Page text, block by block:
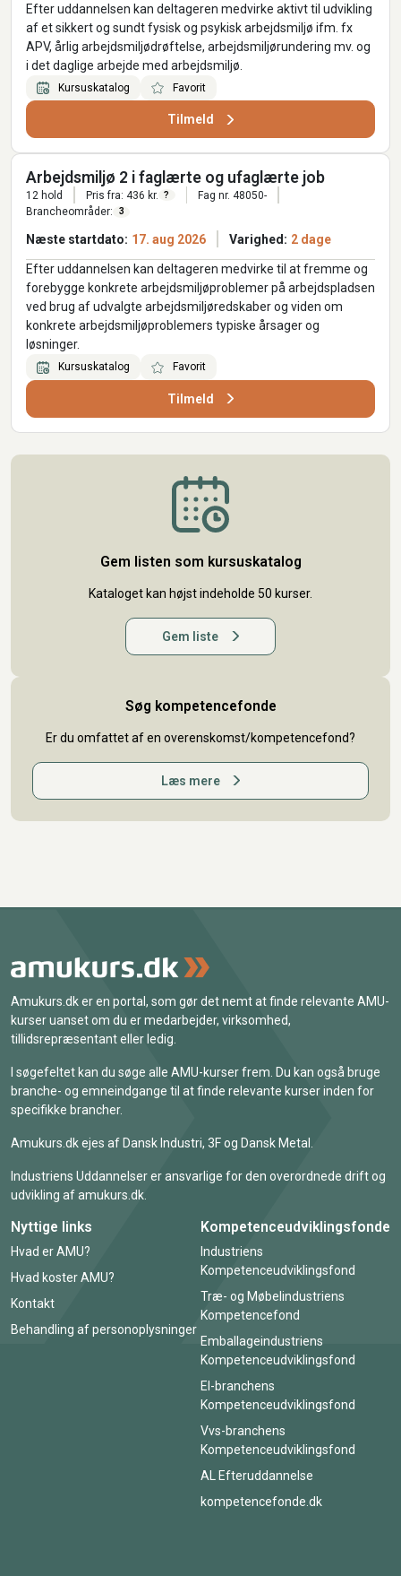
Efter uddannelsen kan deltageren medvirke aktivt til udvikling
af et sikkert og sundt fysisk og psykisk arbejdsmiljø ifm. fx
APV, årlig arbejdsmiljødrøftelse, arbejdsmiljørundering mv. og
i det daglige arbejde med arbejdsmiljø.
Kursuskatalog Favorit
Tilmeld
Arbejdsmiljø 2 i faglærte og ufaglærte job
12 hold Pris fra: 436 kr. ?
Fag nr. 48050-
Brancheområder:
3
Næste startdato: 17. aug 2026 Varighed: 2 dage
Efter uddannelsen kan deltageren medvirke til at fremme og
forebygge konkrete arbejdsmiljøproblemer på arbejdspladsen
ved brug af udvalgte arbejdsmiljøredskaber og viden om
konkrete arbejdsmiljøproblemers typiske årsager og
løsninger.
Kursuskatalog Favorit
Tilmeld
Gem listen som kursuskatalog
Kataloget kan højst indeholde 50 kurser.
Gem liste
Søg kompetencefonde
Er du omfattet af en overenskomst/kompetencefond?
Læs mere
Amukurs.dk er en portal, som gør det nemt at finde relevante AMU-
kurser uanset om du er medarbejder, virksomhed,
tillidsrepræsentant eller ledig.
I søgefeltet kan du søge alle AMU-kurser frem. Du kan også bruge
branche- og emneindgange til at finde relevante kurser inden for
specifikke brancher.
Amukurs.dk ejes af Dansk Industri, 3F og Dansk Metal.
Industriens Uddannelser er ansvarlige for den overordnede drift og
udvikling af amukurs.dk.
Nyttige links
Hvad er AMU?
Hvad koster AMU?
Kontakt
Behandling af personoplysninger
Kompetenceudviklingsfonde
Industriens
Kompetenceudviklingsfond
Træ- og Møbelindustriens
Kompetencefond
Emballageindustriens
Kompetenceudviklingsfond
El-branchens
Kompetenceudviklingsfond
Vvs-branchens
Kompetenceudviklingsfond
AL Efteruddannelse
kompetencefonde.dk